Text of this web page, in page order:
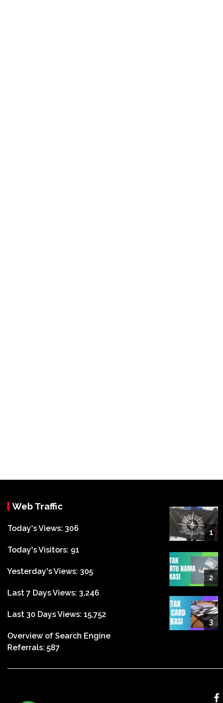
Web Traffic
Today's Views: 306
Today's Visitors: 91
Yesterday's Views: 305
Last 7 Days Views: 3,246
Last 30 Days Views: 15,752
Overview of Search Engine
Referrals: 587
1
2
3